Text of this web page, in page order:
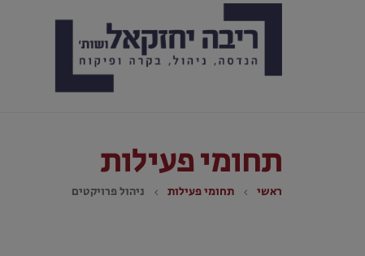
תחומי פעילות
ראשי תחומי פעילות ניהול פרויקטים